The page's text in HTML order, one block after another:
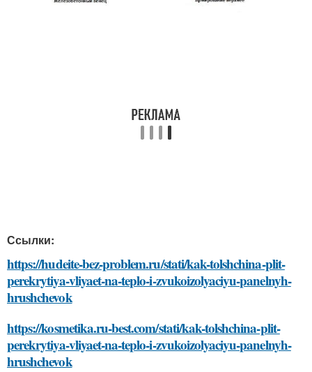
Ссылки:
https://hudeite-bez-problem.ru/stati/kak-tolshchina-plit-
perekrytiya-vliyaet-na-teplo-i-zvukoizolyaciyu-panelnyh-
hrushchevok
https://kosmetika.ru-best.com/stati/kak-tolshchina-plit-
perekrytiya-vliyaet-na-teplo-i-zvukoizolyaciyu-panelnyh-
hrushchevok